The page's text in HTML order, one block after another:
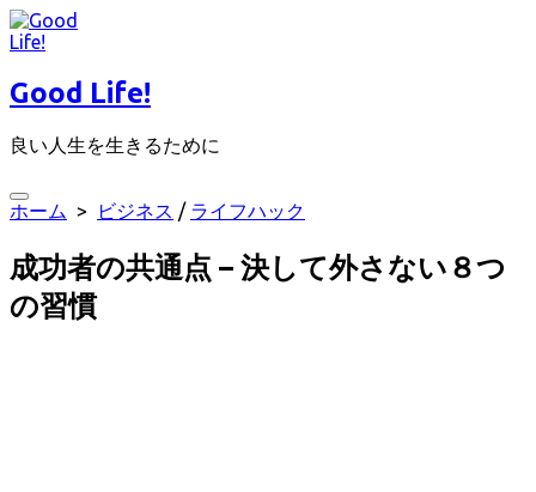
コ
ン
ン
へ
キ
ッ
Good Life!
良い人生を生きるために
検
り
え
ホーム > ビジネス / ライフハック
成功者の共通点 – 決して外さない８つ
の習慣